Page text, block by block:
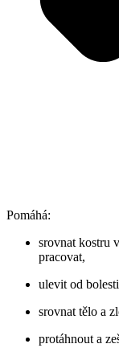
Pomáhá:
srovnat kostru
pracovat,
ulevit od
srovnat tělo a
protáhnout a